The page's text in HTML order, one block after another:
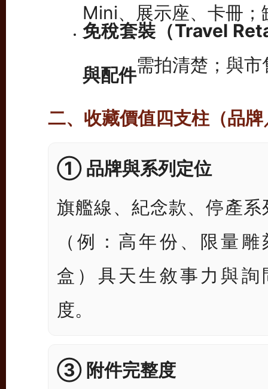
Mini、展示座、卡冊；
免稅套裝（Travel
與配件 需拍清楚；與
二、收藏價值四支柱（品
① 品牌與系列定位
旗艦線、紀念款、停產系
（例：高年份、限量雕
盒）具天生敘事力與詢
度。
③ 附件完整度